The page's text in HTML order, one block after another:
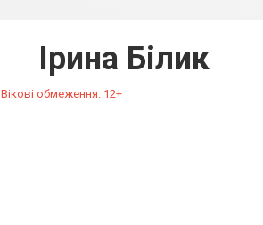
Ірина Білик
Вікові обмеження: 12+